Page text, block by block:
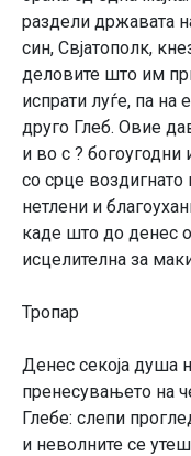
раздели државата
син, Свјатополк,
деловите што им
испрати луѓе, па на
друго Глеб. Овие
и во с ? богоугодни
со срце воздигнато
нетлени и
каде што до денес
исцелителна за
Тропар
Денес секоја душа
пренесувањето на
Глебе: слепи
и неволните се